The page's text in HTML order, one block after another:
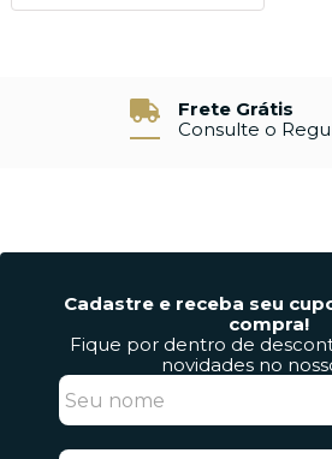
7% de
À Vista no
Devolução e
7 Dias para
Cadastre e receba seu
compra!
Fique por dentro de
novidades no